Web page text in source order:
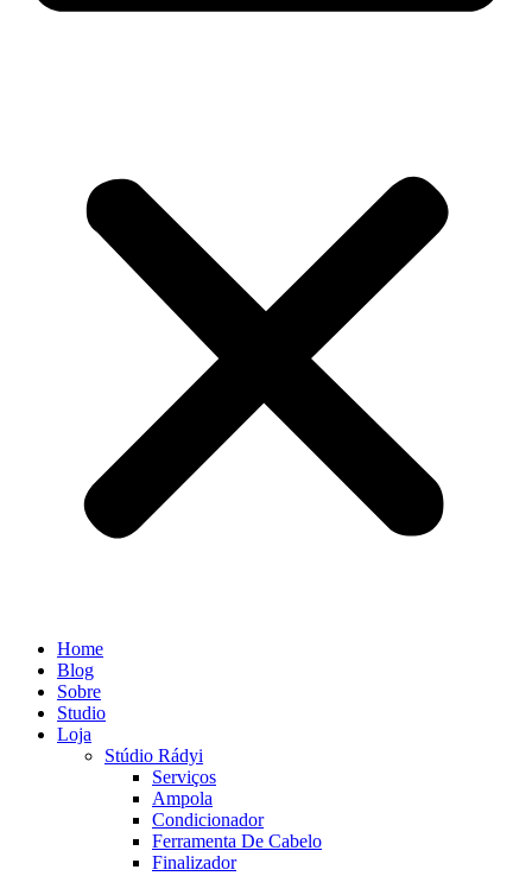
Home
Blog
Sobre
Studio
Loja
Stúdio Rádyi
Serviços
Ampola
Condicionador
Ferramenta De Cabelo
Finalizador